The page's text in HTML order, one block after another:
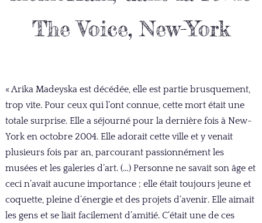
The Voice, New-York
« Arika Madeyska est décédée, elle est partie brusquement,
trop vite. Pour ceux qui l’ont connue, cette mort était une
totale surprise. Elle a séjourné pour la dernière fois à New-
York en octobre 2004. Elle adorait cette ville et y venait
plusieurs fois par an, parcourant passionnément les
musées et les galeries d’art. (…) Personne ne savait son âge et
ceci n’avait aucune importance ; elle était toujours jeune et
coquette, pleine d’énergie et des projets d’avenir. Elle aimait
les gens et se liait facilement d’amitié. C’était une de ces